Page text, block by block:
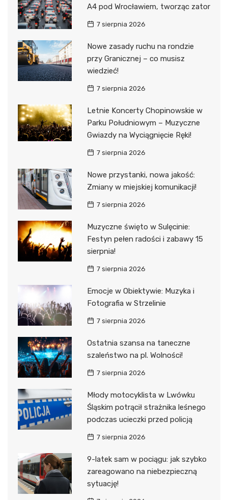
A4 pod Wrocławiem, tworząc zator
7 sierpnia 2026
Nowe zasady ruchu na rondzie
przy Granicznej – co musisz
wiedzieć!
7 sierpnia 2026
Letnie Koncerty Chopinowskie w
Parku Południowym – Muzyczne
Gwiazdy na Wyciągnięcie Ręki!
7 sierpnia 2026
Nowe przystanki, nowa jakość:
Zmiany w miejskiej komunikacji!
7 sierpnia 2026
Muzyczne święto w Sulęcinie:
Festyn pełen radości i zabawy 15
sierpnia!
7 sierpnia 2026
Emocje w Obiektywie: Muzyka i
Fotografia w Strzelinie
7 sierpnia 2026
Ostatnia szansa na taneczne
szaleństwo na pl. Wolności!
7 sierpnia 2026
Młody motocyklista w Lwówku
Śląskim potrącił strażnika leśnego
podczas ucieczki przed policją
7 sierpnia 2026
9-latek sam w pociągu: jak szybko
zareagowano na niebezpieczną
sytuację!